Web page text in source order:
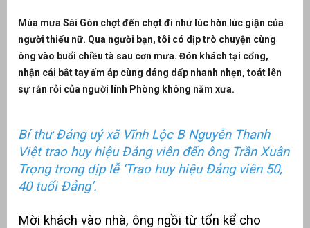
Mùa mưa Sài Gòn chợt đến chợt đi như lúc hờn lúc giận của
người thiếu nữ. Qua người bạn, tôi có dịp trò chuyện cùng
ông vào buổi chiều tà sau cơn mưa. Đón khách tại cổng,
nhận cái bắt tay ấm áp cùng dáng dấp nhanh nhẹn, toát lên
sự rắn rỏi của người lính Phòng không năm xưa.
Bí thư Đảng uỷ xã Vĩnh Lộc B Nguyễn Thanh
Việt trao huy hiệu Đảng viên đến ông Trần Xuân
Trọng trong dịp lễ ‘Trao huy hiệu Đảng viên 50,
40 tuổi Đảng’.
Mời khách vào nhà, ông ngồi từ tốn kể cho